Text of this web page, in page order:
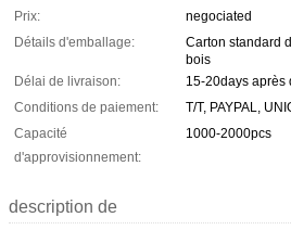
Prix:
negociated
Détails d'emballage:
Carton standard
bois
Délai de livraison:
15-20days après
Conditions de paiement:
T/T, PAYPAL,
Capacité
d'approvisionnement:
1000-2000pcs
description de